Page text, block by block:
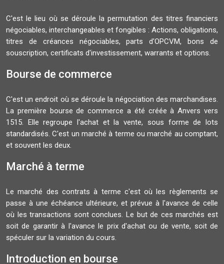
C'est le lieu où se déroule la permutation des titres financiers
négociables, interchangeables et fongibles : Actions, obligations,
titres de créances négociables, parts d'OPCVM, bons de
souscription, certificats d'investissement, warrants et options.
Bourse de commerce
C'est un endroit où se déroule la négociation des marchandises.
La première bourse de commerce a été créée à Anvers vers
1515. Elle regroupe l'achat et la vente, sous forme de lots
standardisés. C'est un marché à terme ou marché au comptant,
et souvent les deux.
Marché à terme
Le marché des contrats à terme c'est où les règlements se
passe à une échéance ultérieure, et prévue à l'avance de celle
où les transactions sont conclues. Le but de ces marchés est
soit de garantir à l'avance le prix d'achat ou de vente, soit de
spéculer sur la variation du cours.
Introduction en bourse